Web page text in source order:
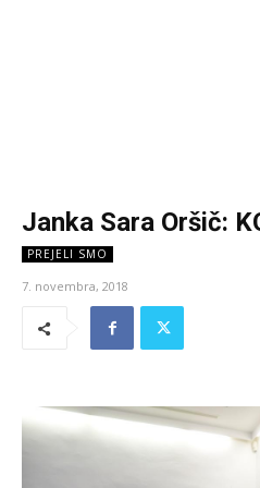
Janka Sara Oršič:
PREJELI SMO
7. novembra, 2018